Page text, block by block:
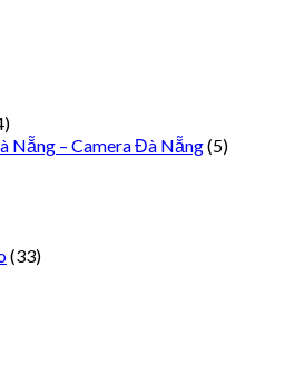
Nẵng – Camera Đà Nẵng(5)
(33)